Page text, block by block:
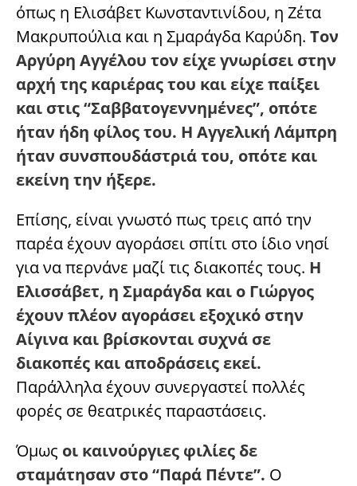
όπως η Ελισάβετ Κωνσταντινίδου, η Ζέτα
Μακρυπούλια και η Σμαράγδα Καρύδη. Τον
Αργύρη Αγγέλου τον είχε γνωρίσει στην
αρχή της καριέρας του και είχε παίξει
και στις “Σαββατογεννημένες”, οπότε
ήταν ήδη φίλος του. Η Αγγελική Λάμπρη
ήταν συνσπουδάστριά του, οπότε και
εκείνη την ήξερε.
Επίσης, είναι γνωστό πως τρεις από την
παρέα έχουν αγοράσει σπίτι στο ίδιο νησί
για να περνάνε μαζί τις διακοπές τους. Η
Ελισσάβετ, η Σμαράγδα και ο Γιώργος
έχουν πλέον αγοράσει εξοχικό στην
Αίγινα και βρίσκονται συχνά σε
διακοπές και αποδράσεις εκεί.
Παράλληλα έχουν συνεργαστεί πολλές
φορές σε θεατρικές παραστάσεις.
Όμως οι καινούργιες φιλίες δε
σταμάτησαν στο “Παρά Πέντε”. Ο